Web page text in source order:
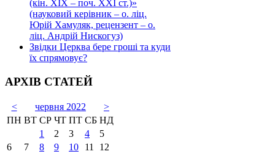
(кін. ХІХ – поч. ХХІ ст.)»
(науковий керівник – о. ліц.
Юрій Хамуляк, рецензент – о.
ліц. Андрій Нискогуз)
Звідки Церква бере гроші та куди
їх спрямовує?
АРХІВ СТАТЕЙ
< червня 2022
>
ПН ВТ СР ЧТ ПТ СБ НД
1
2 3 4
5
6
7 8 9 10 11
12